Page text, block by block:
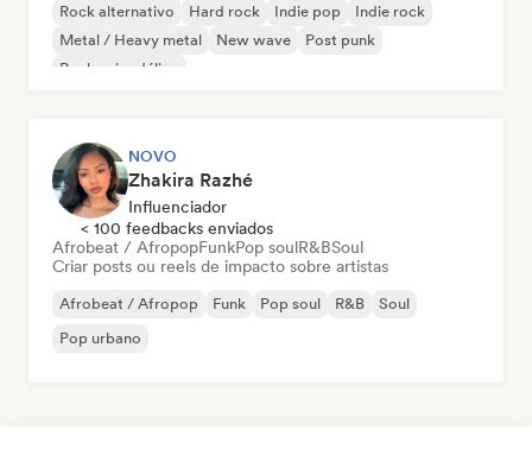
Rock alternativo Hard rock Indie pop
Indie rock
Metal / Heavy metal
New wave
Post punk
Rock psicodélico
NOVO
Zhakira Razhé
Influenciador
< 100 feedbacks enviados
Afrobeat / AfropopFunkPop soulR&BSoul
Criar posts ou reels de impacto sobre artistas
Afrobeat / Afropop Funk Pop soul R&B
Soul
Pop urbano